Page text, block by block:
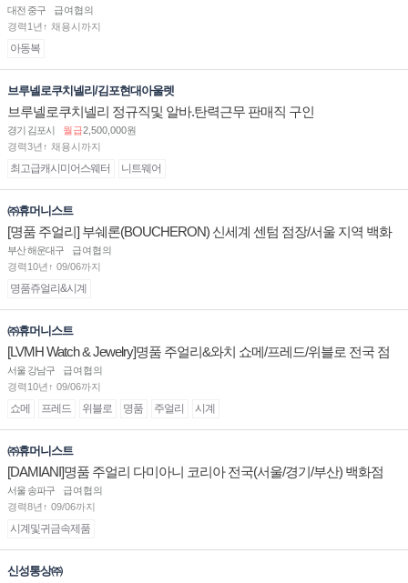
대전 중구
급여협의
경력1년↑ 채용시까지
아동복
브루넬로쿠치넬리/김포현대아울렛
브루넬로쿠치넬리 정규직및 알바.탄력근무 판매직 구인
경기 김포시 월급2,500,000원
경력3년↑ 채용시까지
최고급캐시미어스웨터 니트웨어
㈜휴머니스트
[명품 주얼리] 부쉐론(BOUCHERON) 신세계 센텀 점장/서울 지역 백화
점 판매사원 채용
부산 해운대구
급여협의
경력10년↑ 09/06까지
명품쥬얼리&시계
㈜휴머니스트
[LVMH Watch & Jewelry]명품 주얼리&와치 쇼메/프레드/위블로 전국 점
장/부점장/판매사원 채용
서울 강남구
급여협의
경력10년↑ 09/06까지
쇼메 프레드 위블로 명품 주얼리 시계
㈜휴머니스트
[DAMIANI]명품 주얼리 다미아니 코리아 전국(서울/경기/부산) 백화점
부점장/판매사원 채용
서울 송파구
급여협의
경력8년↑ 09/06까지
시계및귀금속제품
신성통상㈜